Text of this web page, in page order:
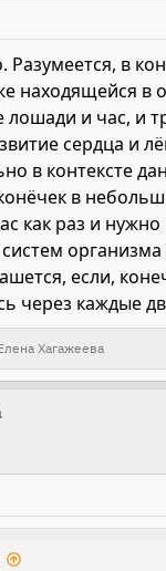
Разумеется, в
находящейся
лошади и час, и
сердца и
в контексте
в
как раз и
если,
через каждые
Хагажеева